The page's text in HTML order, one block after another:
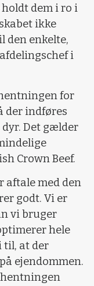
holdt dem i ro i
ikke
den enkelte,
i
for
der indføres
Det gælder
Crown Beef.
aftale med den
godt. Vi er
vi bruger
hele
til, at der
ejendommen.